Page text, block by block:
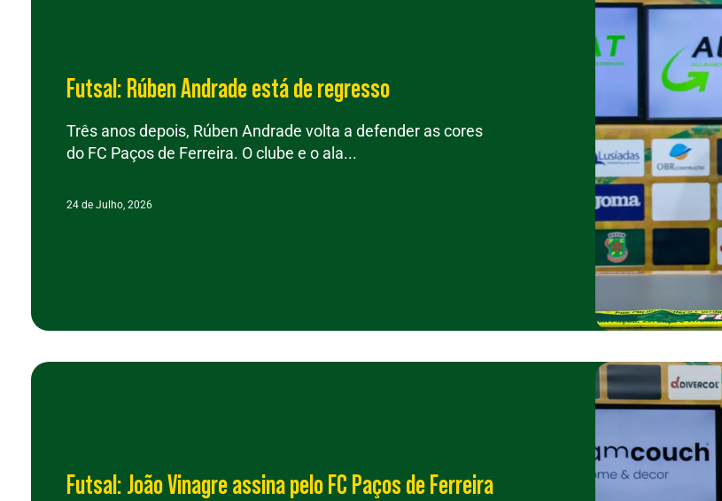
Futsal: Rúben Andrade está de regresso
Três anos depois, Rúben Andrade volta a defender as cores
do FC Paços de Ferreira. O clube e o ala...
24 de Julho, 2026
Futsal: João Vinagre assina pelo FC Paços de Ferreira